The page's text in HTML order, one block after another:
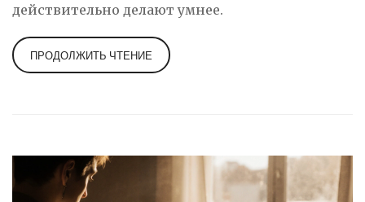
действительно делают умнее.
ПРОДОЛЖИТЬ ЧТЕНИЕ